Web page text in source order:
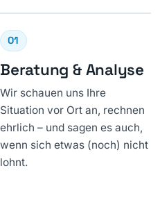
01
Beratung & Analyse
Wir schauen uns Ihre
Situation vor Ort an, rechnen
ehrlich – und sagen es auch,
wenn sich etwas (noch) nicht
lohnt.